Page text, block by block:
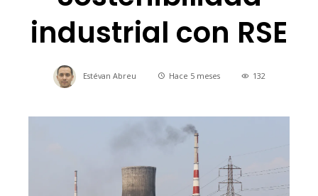
industrial con RSE
Estévan Abreu Hace 5 meses 132